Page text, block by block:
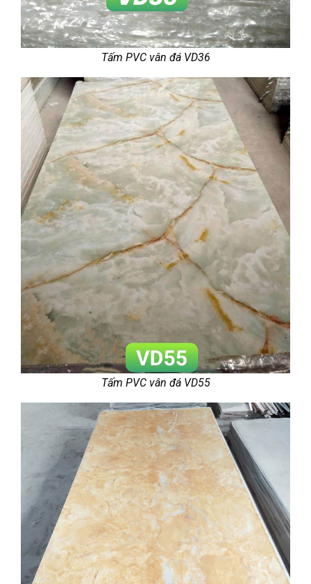
Tấm PVC vân đá VD36
Tấm PVC vân đá VD55